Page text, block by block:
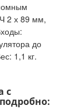
2 х 89 мм,
до
1,1 кг.
с